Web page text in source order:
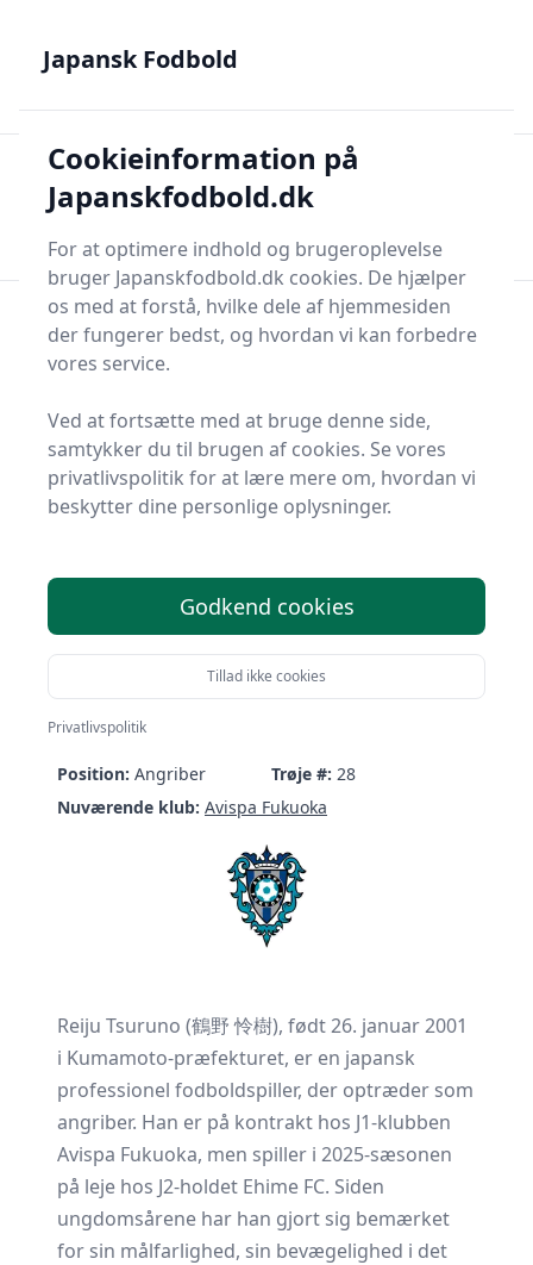
japanske talenter
Japansk Fodbold
Søg nu
Reiju Tsuruno
Født:26/01-2001 (25 år) Nationalitet:Japan
Højde:168 cm
Position: Angriber Trøje #: 28
Nuværende klub: Avispa Fukuoka
Reiju Tsuruno (鶴野 怜樹), født 26. januar 2001
i Kumamoto-præfekturet, er en japansk
professionel fodboldspiller, der optræder som
angriber. Han er på kontrakt hos J1-klubben
Avispa Fukuoka, men spiller i 2025-sæsonen
på leje hos J2-holdet Ehime FC. Siden
ungdomsårene har han gjort sig bemærket
for sin målfarlighed, sin bevægelighed i det
Japansk Fodbold
Cookieinformation på
Japanskfodbold.dk
For at optimere indhold og brugeroplevelse
bruger Japanskfodbold.dk cookies. De hjælper
os med at forstå, hvilke dele af hjemmesiden
der fungerer bedst, og hvordan vi kan forbedre
vores service.
Ved at fortsætte med at bruge denne side,
samtykker du til brugen af cookies. Se vores
privatlivspolitik for at lære mere om, hvordan vi
beskytter dine personlige oplysninger.
Godkend cookies
Tillad ikke cookies
Privatlivspolitik